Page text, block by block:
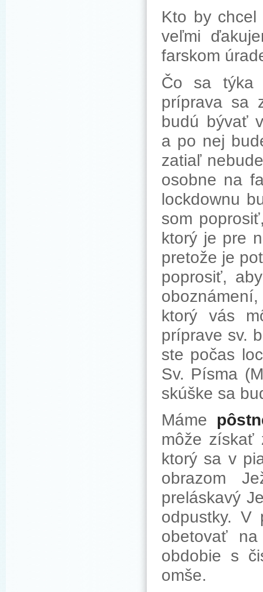
Kto by
veľmi
farskom
Čo sa týka
príprava sa
budú bývať
a po nej
zatiaľ
osobne na
lockdownu
som
ktorý je pre
pretože je
poprosiť,
ktorý vás
príprave sv.
ste počas
Sv. Písma
skúške sa
Máme
môže získať
ktorý sa v
obrazom
preláskavý
odpustky. V
obetovať
obdobie s
omše.